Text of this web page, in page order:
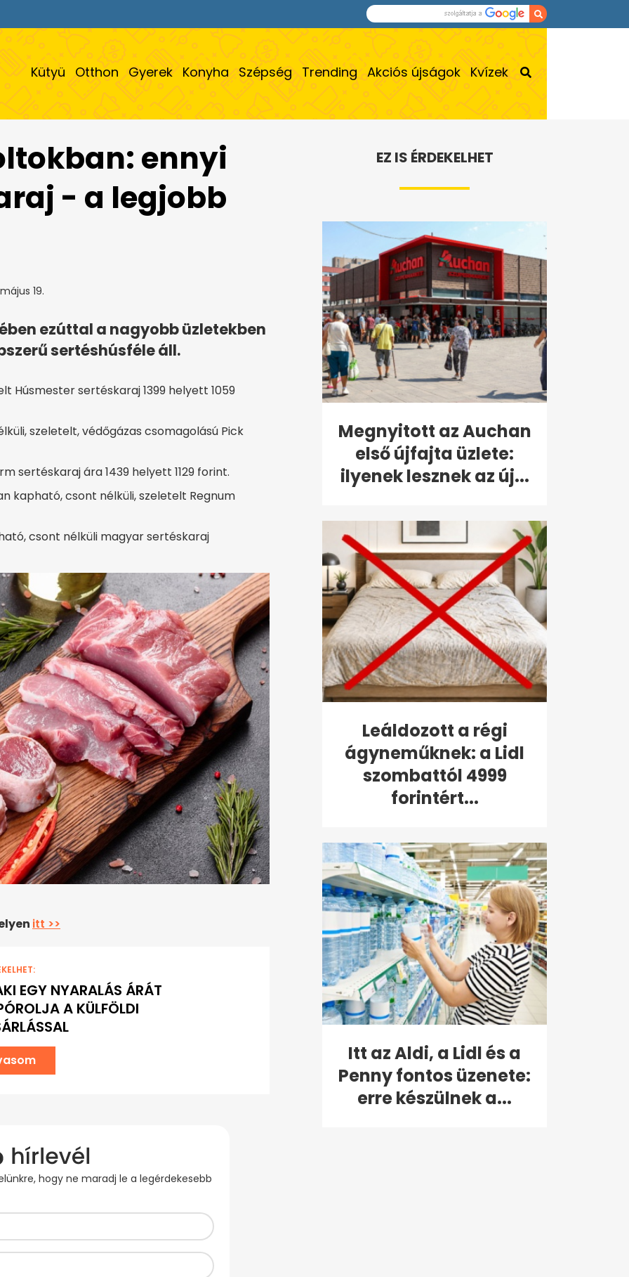
Kütyü Otthon Gyerek Konyha Szépség Trending Akciós újságok Kvízek
ennyi
- a legjobb
19.
ezúttal a nagyobb üzletekben
sertéshúsféle áll.
Húsmester sertéskaraj 1399 helyett 1059
szeletelt, védőgázas csomagolású Pick
sertéskaraj ára 1439 helyett 1129 forint.
kapható, csont nélküli, szeletelt Regnum
csont nélküli magyar sertéskaraj
itt >>
EGY NYARALÁS ÁRÁT
A KÜLFÖLDI
hogy ne maradj le a legérdekesebb
EZ IS ÉRDEKELHET
Megnyitott az Auchan
első újfajta üzlete:
ilyenek lesznek az új...
Leáldozott a régi
ágyneműknek: a Lidl
szombattól 4999
forintért...
Itt az Aldi, a Lidl és a
Penny fontos üzenete:
erre készülnek a...